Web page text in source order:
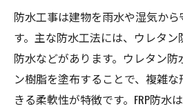
防水工事は建物を雨水や湿気か
す。主な防水工法には、ウレタン
防水などがあります。ウレタン
ン樹脂を塗布することで、複雑
きる柔軟性が特徴です。FRP防水